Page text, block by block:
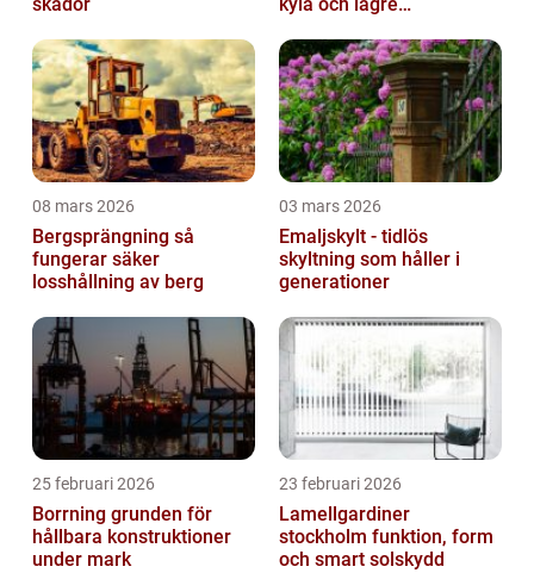
08 mars 2026
Bergsprängning så
fungerar säker
losshållning av berg
03 mars 2026
Emaljskylt - tidlös
skyltning som håller i
generationer
25 februari 2026
Borrning grunden för
hållbara konstruktioner
under mark
23 februari 2026
Lamellgardiner
stockholm funktion, form
och smart solskydd